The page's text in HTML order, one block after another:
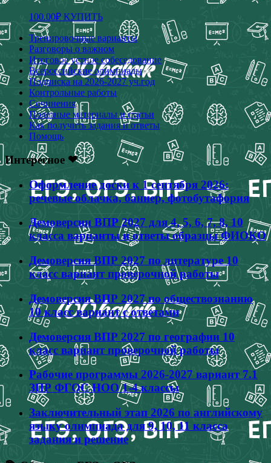
100.00₽ КУПИТЬ
Тренировочные варианты
Разговоры о важном
Итоговое устное собеседование
Всероссийские олимпиады
Подписка на 2026-2027 уч.год
Контрольные работы
Сочинения
Полезные материалы и статьи
Как получить задания и ответы
Помощь
Интересное ❤
Оформление доски к 1 сентября 2026:
речевые облачка, баннер, фотобутафория
Демоверсии ВПР 2027 для 4, 5, 6, 7, 8, 10
класса варианты и ответы образцы ФИОКО
Демоверсия ВПР 2027 по литературе 10
класс вариант проверочной работы
Демоверсия ВПР 2027 по обществознанию
10 класс вариант с ответами
Демоверсия ВПР 2027 по географии 10
класс вариант проверочной работы
Рабочие программы 2026-2027 вариант 7.1
ЗПР ФГОС НОО 1-4 классы
Заключительный этап 2026 по английскому
языку олимпиада для 9, 10, 11 класса
задания и решение